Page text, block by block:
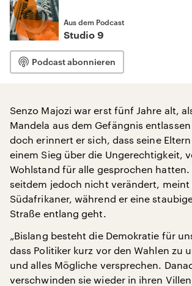
Aus dem Podcast
Studio 9
Podcast abonnieren
Senzo Majozi war erst fünf Jahre alt,
Mandela aus dem Gefängnis
doch erinnert er sich, dass seine
einem Sieg über die Ungerechtigkeit,
Wohlstand für alle gesprochen hatten.
seitdem jedoch nicht verändert, meint
Südafrikaner, während er eine
Straße entlang geht.
„Bislang besteht die Demokratie für
dass Politiker kurz vor den Wahlen zu
und alles Mögliche versprechen.
verschwinden sie wieder in ihren